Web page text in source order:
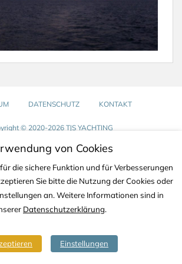
DATENSCHUTZ KONTAKT
© 2020-2026 TJS YACHTING
von Cookies
die sichere Funktion und für Verbesserungen
Sie bitte die Nutzung der Cookies oder
an. Weitere Informationen sind in
Datenschutzerklärung.
Einstellungen